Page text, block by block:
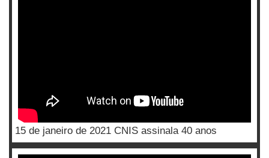
15 de janeiro de 2021 CNIS assinala 40 anos